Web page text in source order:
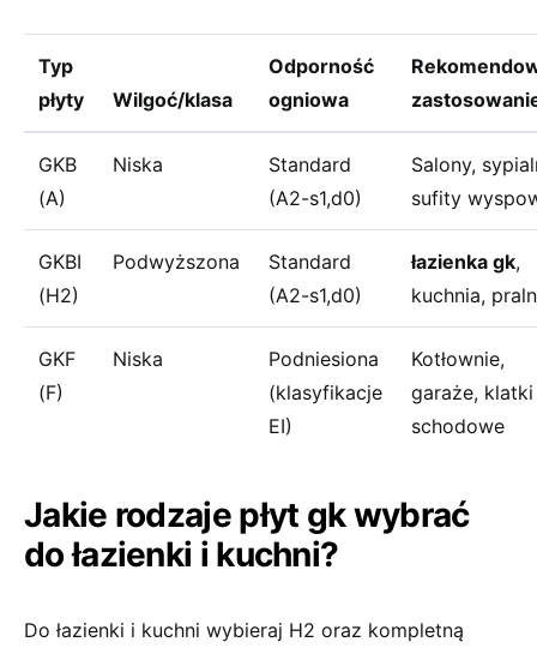
Typ
płyty
Wilgoć/klasa
Odporność
ogniowa
GKB
(A)
Niska
Standard
(A2-s1,d0)
Salony,
sufity
GKBI
(H2)
Podwyższona
Standard
(A2-s1,d0)
łazienka gk,
kuchnia,
GKF
(F)
Niska
Podniesiona
(klasyfikacje
EI)
Kotłownie,
garaże, klatki
schodowe
Jakie rodzaje płyt gk wybrać
do łazienki i kuchni?
Do łazienki i kuchni wybieraj H2 oraz kompletną